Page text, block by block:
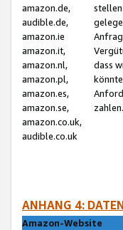
amazon.de,
audible.de,
amazon.ie
amazon.it,
amazon.nl,
amazon.pl,
amazon.es,
amazon.se,
amazon.co.uk,
audible.co.uk
dass
zahlen.
ANHANG 4:
Amazon-Website